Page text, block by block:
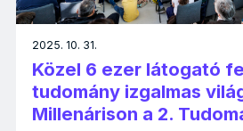
2025. 10. 31.
Közel 6 ezer látogató
tudomány izgalmas
Millenárison a 2.